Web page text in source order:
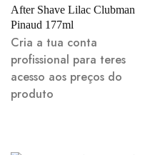
After Shave Lilac Clubman
Pinaud 177ml
Cria a tua conta
profissional para teres
acesso aos preços do
produto